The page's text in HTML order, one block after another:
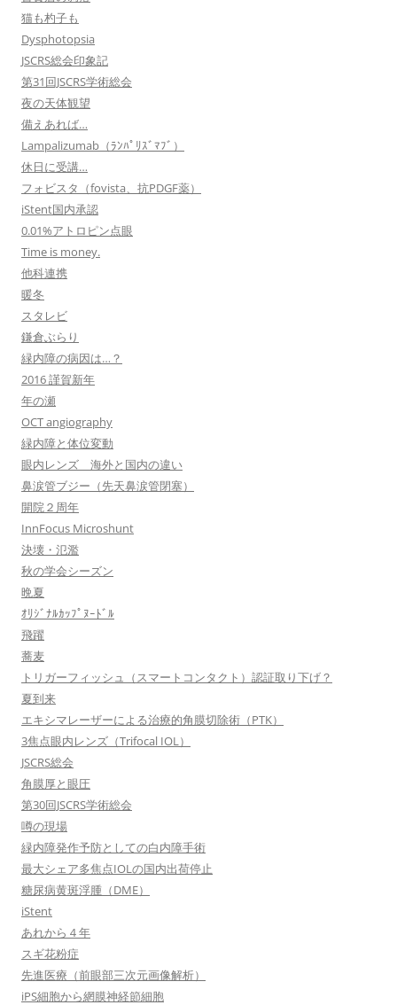
猫も杓子も
Dysphotopsia
JSCRS総会印象記
第31回JSCRS学術総会
夜の天体観望
備えあれば…
Lampalizumab（ﾗﾝﾊﾟﾘｽﾞﾏﾌﾞ）
休日に受講…
フォビスタ（fovista、抗PDGF薬）
iStent国内承認
0.01%アトロピン点眼
Time is money.
他科連携
暖冬
スタレビ
鎌倉ぶらり
緑内障の病因は…？
2016 謹賀新年
年の瀬
OCT angiography
緑内障と体位変動
眼内レンズ 海外と国内の違い
鼻涙管ブジー（先天鼻涙管閉塞）
開院２周年
InnFocus Microshunt
決壊・氾濫
秋の学会シーズン
晩夏
ｵﾘｼﾞﾅﾙｶｯﾌﾟﾇｰﾄﾞﾙ
飛躍
蕎麦
トリガーフィッシュ（スマートコンタクト）認証取り下げ？
夏到来
エキシマレーザーによる治療的角膜切除術（PTK）
3焦点眼内レンズ（Trifocal IOL）
JSCRS総会
角膜厚と眼圧
第30回JSCRS学術総会
噂の現場
緑内障発作予防としての白内障手術
最大シェア多焦点IOLの国内出荷停止
糖尿病黄斑浮腫（DME）
iStent
あれから４年
スギ花粉症
先進医療（前眼部三次元画像解析）
iPS細胞から網膜神経節細胞